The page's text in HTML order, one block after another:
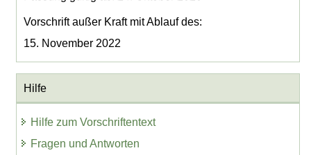
Vorschrift außer Kraft mit Ablauf des:
15. November 2022
Hilfe
Hilfe zum Vorschriftentext
Fragen und Antworten